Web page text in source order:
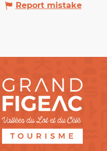
Report mistake